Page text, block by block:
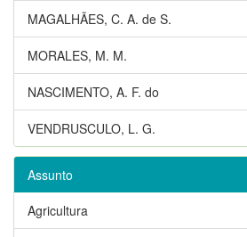
MAGALHÃES, C. A. de S.
MORALES, M. M.
NASCIMENTO, A. F. do
VENDRUSCULO, L. G.
Assunto
Agricultura